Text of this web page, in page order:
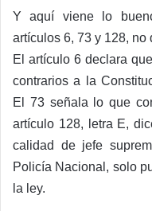
Y aquí viene lo
artículos 6, 73 y 128,
El artículo 6 declara
contrarios a la
El 73 señala lo que
artículo 128, letra E,
calidad de jefe
Policía Nacional, solo
la ley.